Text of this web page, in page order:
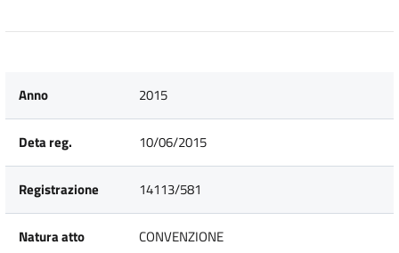
Anno 2015
Deta reg. 10/06/2015
Registrazione 14113/581
Natura atto CONVENZIONE